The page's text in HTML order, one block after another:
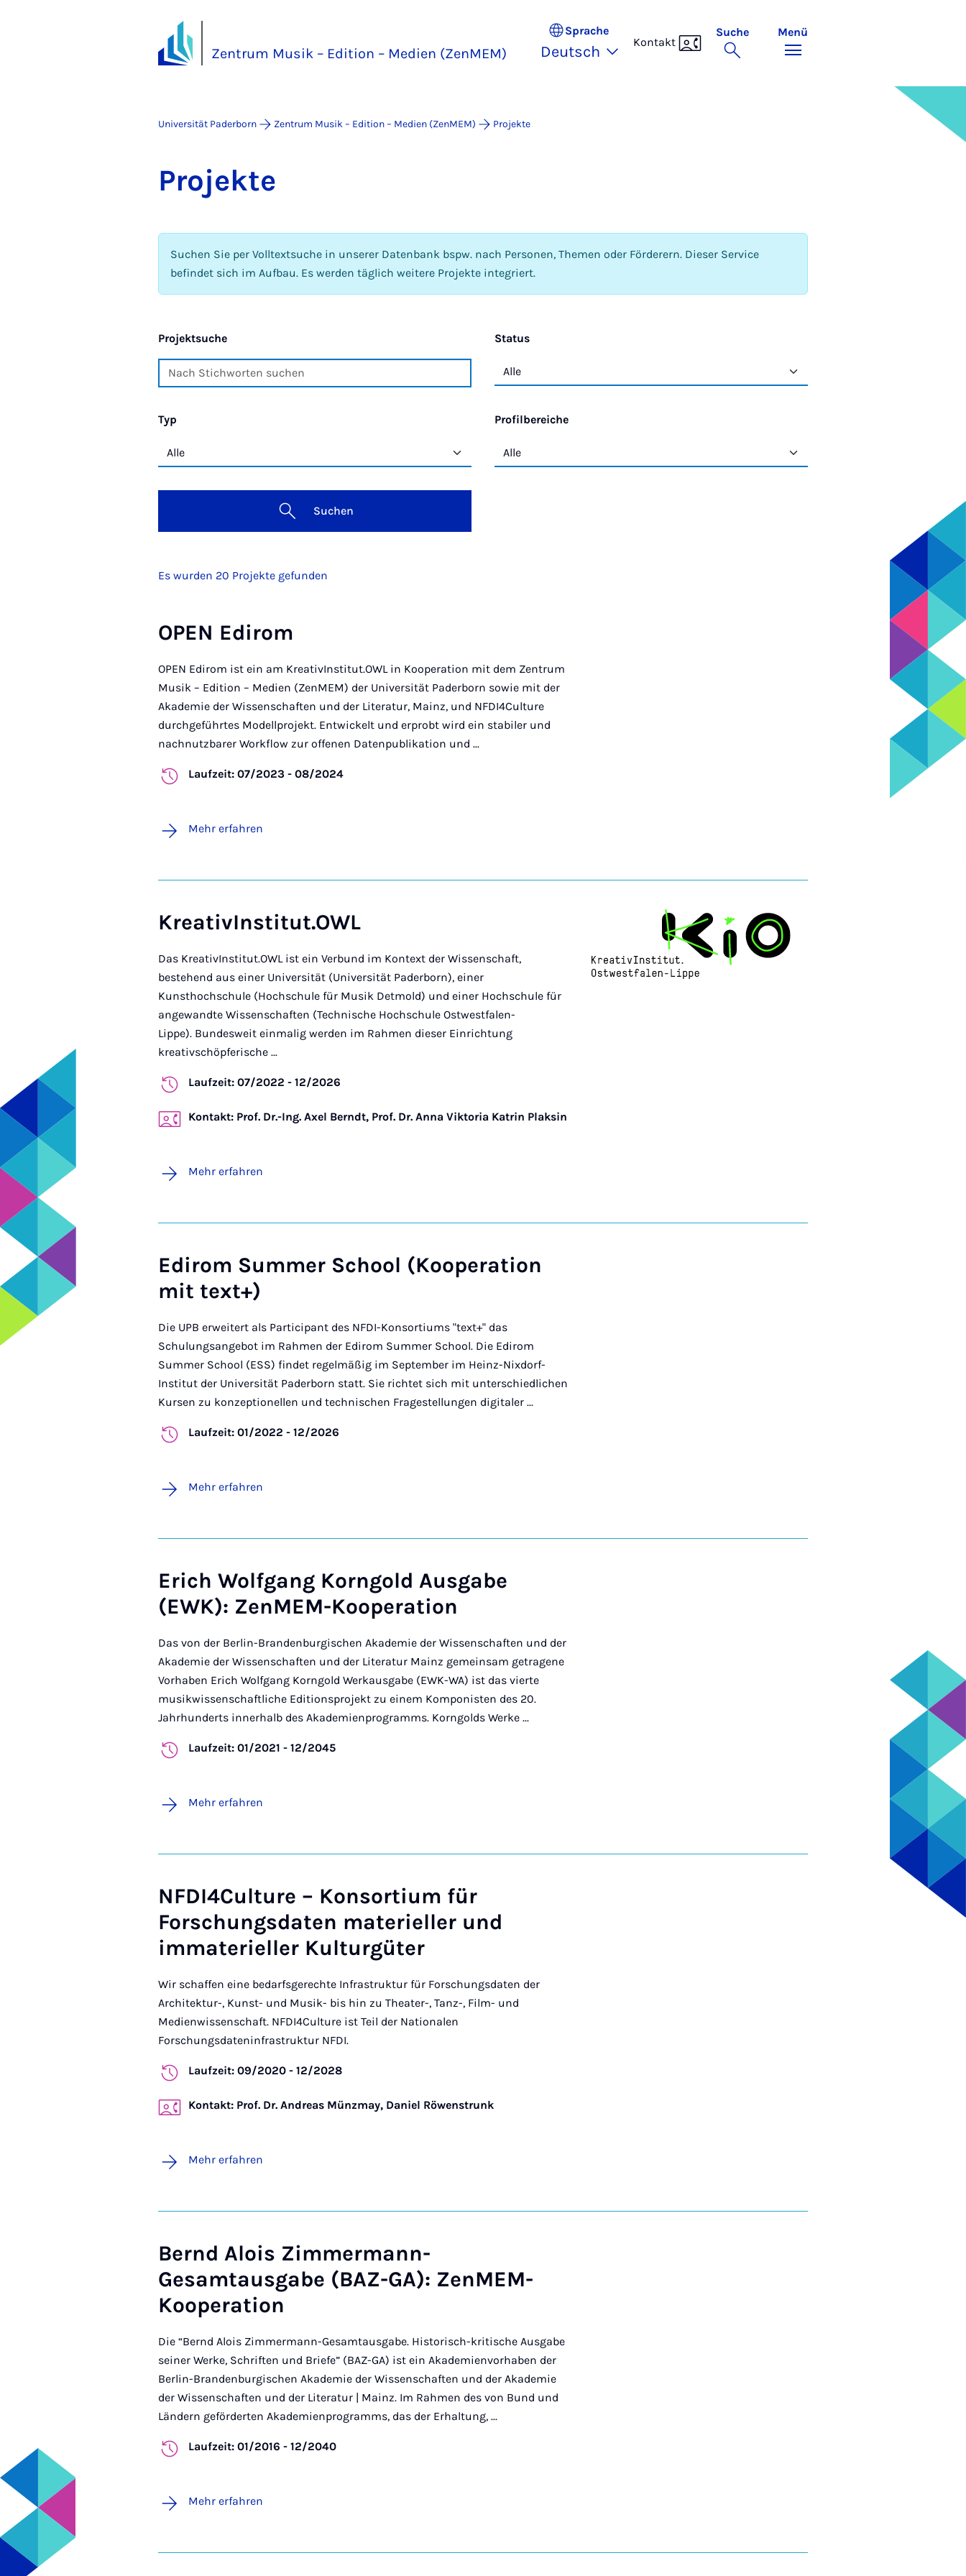
Zentrum Musik – Edition – Medien (ZenMEM)
Sprache
Deutsch
Kontakt
Suche Menü
Universität Paderborn Zentrum Musik – Edition – Medien (ZenMEM) Projekte
Pro­jek­te
Suchen Sie per Volltextsuche in unserer Datenbank bspw. nach Personen, Themen oder Förderern. Dieser Service
befindet sich im Aufbau. Es werden täglich weitere Projekte integriert.
Projektsuche Status
Typ Profilbereiche
Suchen
Es wurden 20 Projekte gefunden
OPEN Edirom
OPEN Edirom ist ein am KreativInstitut.OWL in Kooperation mit dem Zentrum
Musik – Edition – Medien (ZenMEM) der Universität Paderborn sowie mit der
Akademie der Wissenschaften und der Literatur, Mainz, und NFDI4Culture
durchgeführtes Modellprojekt. Entwickelt und erprobt wird ein stabiler und
nachnutzbarer Workflow zur offenen Datenpublikation und ...
Laufzeit: 07/2023 - 08/2024
Mehr erfahren
KreativInstitut.OWL
Das KreativInstitut.OWL ist ein Verbund im Kontext der Wissenschaft,
bestehend aus einer Universität (Universität Paderborn), einer
Kunsthochschule (Hochschule für Musik Detmold) und einer Hochschule für
angewandte Wissenschaften (Technische Hochschule Ostwestfalen-
Lippe). Bundesweit einmalig werden im Rahmen dieser Einrichtung
kreativschöpferische ...
Laufzeit: 07/2022 - 12/2026
Kontakt: Prof. Dr.-Ing. Axel Berndt, Prof. Dr. Anna Viktoria Katrin Plaksin
Mehr erfahren
Edirom Summer School (Kooperation
mit text+)
Die UPB erweitert als Participant des NFDI-Konsortiums "text+" das
Schulungsangebot im Rahmen der Edirom Summer School. Die Edirom
Summer School (ESS) findet regelmäßig im September im Heinz-Nixdorf-
Institut der Universität Paderborn statt. Sie richtet sich mit unterschiedlichen
Kursen zu konzeptionellen und technischen Fragestellungen digitaler ...
Laufzeit: 01/2022 - 12/2026
Mehr erfahren
Erich Wolfgang Korngold Ausgabe
(EWK): ZenMEM-Kooperation
Das von der Berlin-Brandenburgischen Akademie der Wissenschaften und der
Akademie der Wissenschaften und der Literatur Mainz gemeinsam getragene
Vorhaben Erich Wolfgang Korngold Werkausgabe (EWK-WA) ist das vierte
musikwissenschaftliche Editionsprojekt zu einem Komponisten des 20.
Jahrhunderts innerhalb des Akademienprogramms. Korngolds Werke ...
Laufzeit: 01/2021 - 12/2045
Mehr erfahren
NFDI4Culture – Konsortium für
Forschungsdaten materieller und
immaterieller Kulturgüter
Wir schaffen eine bedarfsgerechte Infrastruktur für Forschungsdaten der
Architektur-, Kunst- und Musik- bis hin zu Theater-, Tanz-, Film- und
Medienwissenschaft. NFDI4Culture ist Teil der Nationalen
Forschungsdateninfrastruktur NFDI.
Laufzeit: 09/2020 - 12/2028
Kontakt: Prof. Dr. Andreas Münzmay, Daniel Röwenstrunk
Mehr erfahren
Bernd Alois Zimmermann-
Gesamtausgabe (BAZ-GA): ZenMEM-
Kooperation
Die “Bernd Alois Zimmermann-Gesamtausgabe. Historisch-kritische Ausgabe
seiner Werke, Schriften und Briefe” (BAZ-GA) ist ein Akademienvorhaben der
Berlin-Brandenburgischen Akademie der Wissenschaften und der Akademie
der Wissenschaften und der Literatur | Mainz. Im Rahmen des von Bund und
Ländern geförderten Akademienprogramms, das der Erhaltung, ...
Laufzeit: 01/2016 - 12/2040
Mehr erfahren